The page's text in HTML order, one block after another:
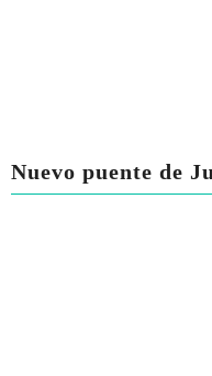
Nuevo puente de